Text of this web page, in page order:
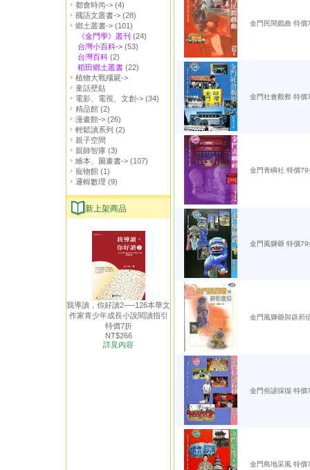
都會時尚-> (4)
國語文叢書-> (28)
鄉土叢書-> (101)
《金門學》叢刊 (24)
台灣小百科-> (53)
台灣百科 (2)
稻田鄉土叢書 (22)
植物大戰殭屍->
童話壁貼
電影、電視、文創-> (34)
精品館 (2)
漫畫館-> (26)
輕鬆讀系列 (2)
親子空間
親師智庫 (3)
繪本、圖畫書-> (107)
寵物館 (1)
邏輯數理 (9)
新上架商品
我導讀，你好讀2──126本華文
作家青少年成長小說閱讀指引
特價7折
NT$266
詳見內容
金門民間戲曲 特價
金門社會觀察 特價
金門青嶼社 特價79
金門風獅爺 特價79
金門風獅爺與辟邪
金門俗諺採擷 特價
金門島地采風 特價